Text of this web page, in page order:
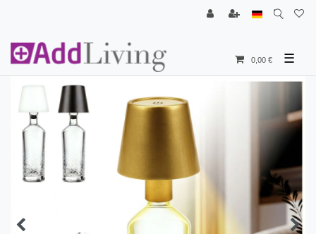
0,00 € ☰